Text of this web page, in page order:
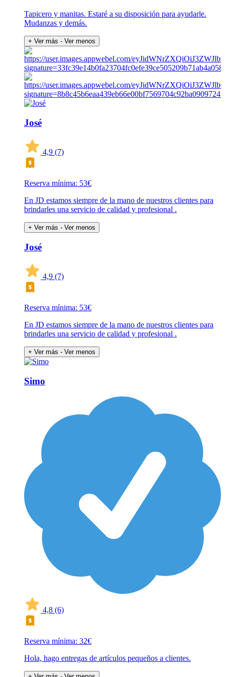
Tapicero y manitas. Estaré a su disposición para ayudarle.
Mudanzas y demás.
+ Ver más - Ver menos
José
4,9 (7)
Reserva mínima: 53€
En JD estamos siempre de la mano de nuestros clientes para
brindarles una servicio de calidad y profesional .
+ Ver más - Ver menos
José
4,9 (7)
Reserva mínima: 53€
En JD estamos siempre de la mano de nuestros clientes para
brindarles una servicio de calidad y profesional .
+ Ver más - Ver menos
Simo
4,8 (6)
Reserva mínima: 32€
Hola, hago entregas de artículos pequeños a clientes.